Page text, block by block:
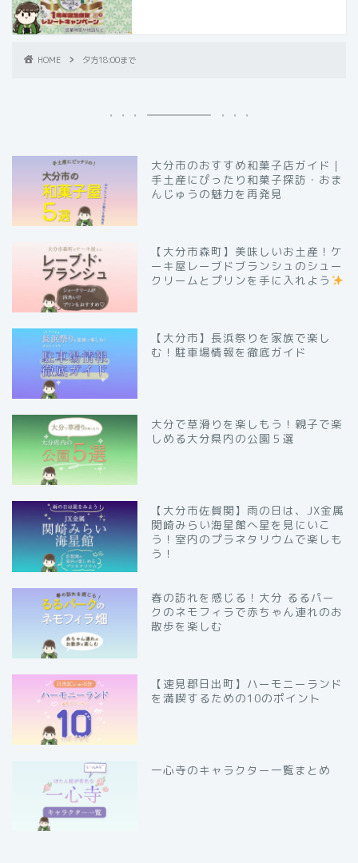
HOME 夕方18:00まで
大分市のおすすめ和菓子店ガイド｜
手土産にぴったり和菓子探訪・おま
んじゅうの魅力を再発見
【大分市森町】美味しいお土産！ケ
ーキ屋レーブドブランシュのシュー
クリームとプリンを手に入れよう
【大分市】長浜祭りを家族で楽し
む！駐車場情報を徹底ガイド
大分で草滑りを楽しもう！親子で楽
しめる大分県内の公園５選
【大分市佐賀関】雨の日は、JX金属
関崎みらい海星館へ星を見にいこ
う！室内のプラネタリウムで楽しも
う！
春の訪れを感じる！大分 るるパー
クのネモフィラで赤ちゃん連れのお
散歩を楽しむ
【速見郡日出町】ハーモニーランド
を満喫するための10のポイント
一心寺のキャラクター一覧まとめ